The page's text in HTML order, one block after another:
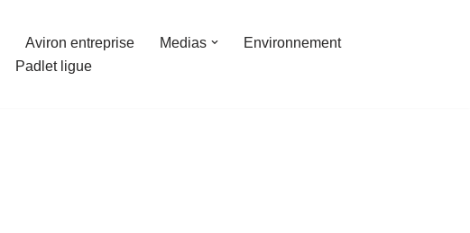
Aviron entreprise Medias
Environnement
Padlet ligue